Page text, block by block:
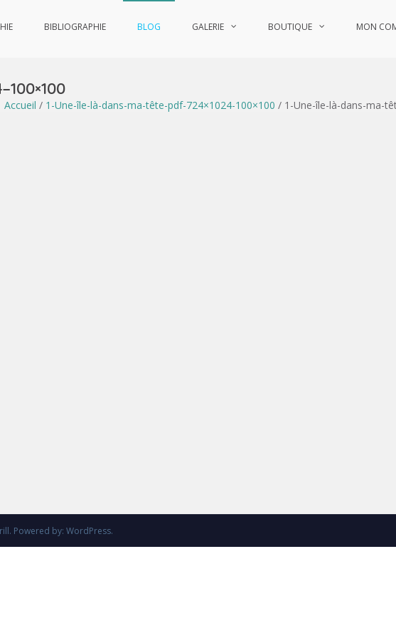
BIBLIOGRAPHIE BLOG GALERIE BOUTIQUE MON
Accueil / 1-Une-île-là-dans-ma-tête-pdf-724×1024-100×100 / 1-Une-île-là-dans-ma-
Powered by: WordPress.